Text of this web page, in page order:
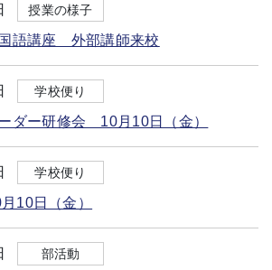
授業の様子
語講座 外部講師来校
学校便り
ダー研修会 10月10日（金）
学校便り
10日（金）
部活動